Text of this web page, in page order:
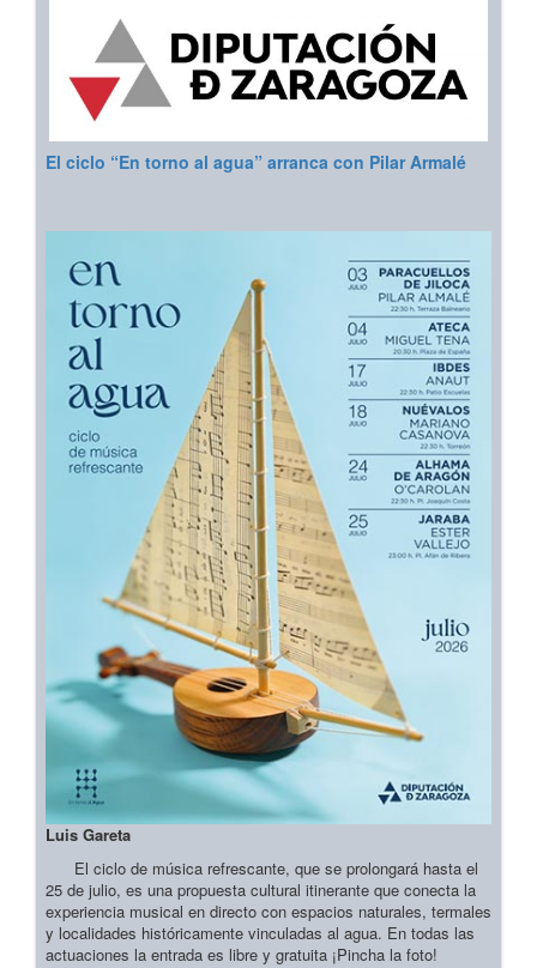
El ciclo “En torno al agua” arranca con Pilar Armalé
Luis Gareta
El ciclo de música refrescante, que se prolongará hasta el
25 de julio, es una propuesta cultural itinerante que conecta la
experiencia musical en directo con espacios naturales, termales
y localidades históricamente vinculadas al agua. En todas las
actuaciones la entrada es libre y gratuita ¡Pincha la foto!